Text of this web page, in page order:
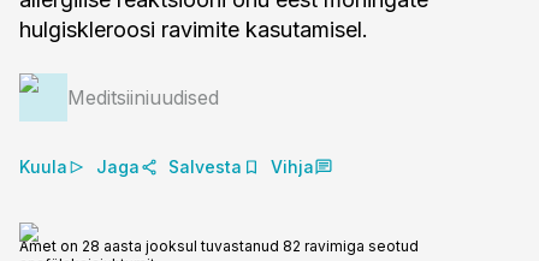
hulgiskleroosi ravimite kasutamisel.
Meditsiiniuudised
Kuula Jaga Salvesta Vihja
Amet on 28 aasta jooksul tuvastanud 82 ravimiga seotud